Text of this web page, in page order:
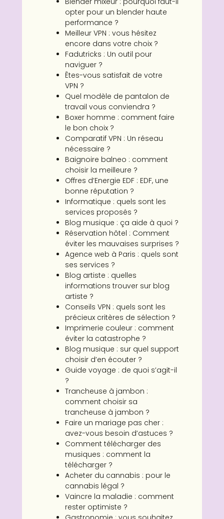
opter pour un blender haute
performance ?
Meilleur VPN : vous hésitez
encore dans votre choix ?
Fadutricks : Un outil pour
naviguer ?
Êtes-vous satisfait de votre
VPN ?
Quel modèle de pantalon de
travail vous conviendra ?
Boxer homme : comment faire
le bon choix ?
Comparatif VPN : Un réseau
nécessaire ?
Baignoire balneo : comment
choisir la meilleure ?
Offres d’Energie EDF : EDF, une
bonne réputation ?
Informatique : quels sont les
services proposés ?
Blog musique : ça aide à quoi ?
Réservation hôtel : Comment
éviter les mauvaises surprises ?
Agence web à Paris : quels sont
ses services ?
Blog artiste : quelles
informations trouver sur blog
artiste ?
Conseils VPN : quels sont les
précieux critères de sélection ?
Imprimerie couleur : comment
éviter la catastrophe ?
Blog musique : sur quel support
choisir d’en écouter ?
Guide voyage : de quoi s’agit-il
?
Trancheuse à jambon :
comment choisir sa
trancheuse à jambon ?
Faire un mariage pas cher :
avez-vous besoin d’astuces ?
Comment télécharger des
musiques : comment la
télécharger ?
Acheter du cannabis : pour le
cannabis légal ?
Vaincre la maladie : comment
rester optimiste ?